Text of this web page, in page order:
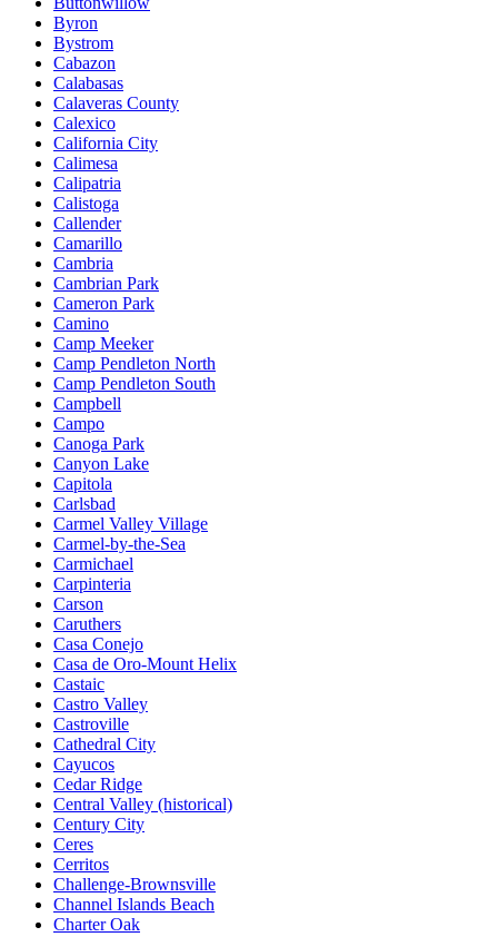
Byron
Bystrom
Cabazon
Calabasas
Calaveras County
Calexico
California City
Calimesa
Calipatria
Calistoga
Callender
Camarillo
Cambria
Cambrian Park
Cameron Park
Camino
Camp Meeker
Camp Pendleton North
Camp Pendleton South
Campbell
Campo
Canoga Park
Canyon Lake
Capitola
Carlsbad
Carmel Valley Village
Carmel-by-the-Sea
Carmichael
Carpinteria
Carson
Caruthers
Casa Conejo
Casa de Oro-Mount Helix
Castaic
Castro Valley
Castroville
Cathedral City
Cayucos
Cedar Ridge
Central Valley (historical)
Century City
Ceres
Cerritos
Challenge-Brownsville
Channel Islands Beach
Charter Oak